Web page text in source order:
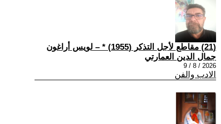
(21) مقاطع لأجل التذكر (1955) * – لويس أراغون
جمال الدين العمارتي
2026 / 8 / 9
الادب والفن